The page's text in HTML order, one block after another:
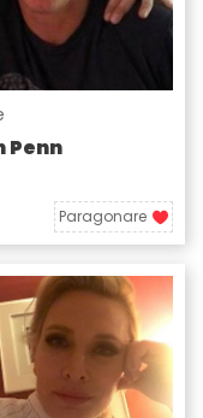
Penn
Paragonare